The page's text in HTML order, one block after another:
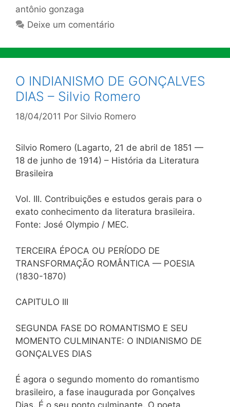
antônio gonzaga
Deixe um comentário
O INDIANISMO DE GONÇALVES
DIAS – Silvio Romero
18/04/2011 Por Silvio Romero
Silvio Romero (Lagarto, 21 de abril de 1851 —
18 de junho de 1914) – História da Literatura
Brasileira
Vol. III. Contribuições e estudos gerais para o
exato conhecimento da literatura brasileira.
Fonte: José Olympio / MEC.
TERCEIRA ÉPOCA OU PERÍODO DE
TRANSFORMAÇÃO ROMÂNTICA — POESIA
(1830-1870)
CAPITULO III
SEGUNDA FASE DO ROMANTISMO E SEU
MOMENTO CULMINANTE: O INDIANISMO DE
GONÇALVES DIAS
É agora o segundo momento do romantismo
brasileiro, a fase inaugurada por Gonçalves